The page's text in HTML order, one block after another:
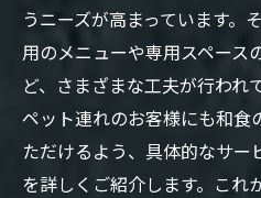
うニーズが高まっています。
用のメニューや専用スペース
ど、さまざまな工夫が行われ
ペット連れのお客様にも和食
ただけるよう、具体的なサ
を詳しくご紹介します。これ